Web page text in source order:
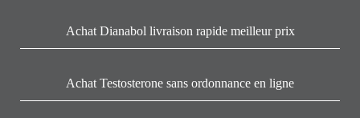
Achat Dianabol livraison rapide meilleur prix
Achat Testosterone sans ordonnance en ligne